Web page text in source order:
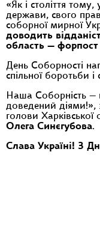
«Як і століття тому,
держави, свого
соборної мирної
доводить
область — форпост
День Соборності
спільної боротьби і
Наша Соборність
доведений діями!»,
голови Харківської
Олега Синєгубова.
Слава Україні! З